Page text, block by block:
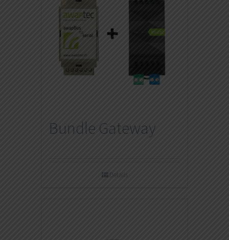
Bundle Gateway
Details